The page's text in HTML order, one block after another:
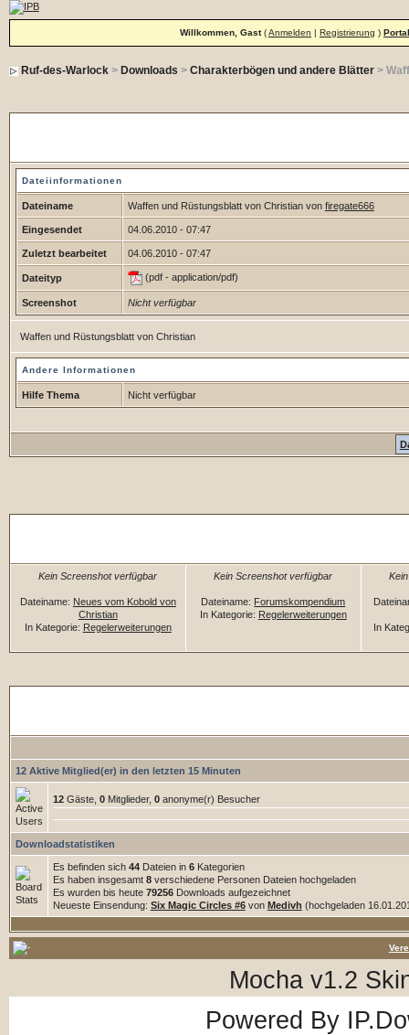
Willkommen, Gast(Anmelden | Registrierung ) Portal
Ruf-des-Warlock> Downloads > Charakterbögen und andere Blätter>
Dateiinformationen
Dateiname Waffen und Rüstungsblatt von Christian von firegate666
Eingesendet 04.06.2010 - 07:47
Zuletzt bearbeitet 04.06.2010 - 07:47
Dateityp (pdf - application/pdf)
Screenshot Nicht verfügbar
Waffen und Rüstungsblatt von Christian
Andere Informationen
Hilfe Thema Nicht verfügbar
Kein Screenshot verfügbar
Dateiname: Neues vom Kobold von
Christian
In Kategorie: Regelerweiterungen
Kein Screenshot verfügbar
Dateiname: Forumskompendium
In Kategorie: Regelerweiterungen
In
12 Aktive Mitglied(er) in den letzten 15 Minuten
12Gäste, 0Mitglieder, 0anonyme(r) Besucher
Downloadstatistiken
Es befinden sich 44Dateien in 6Kategorien
Es haben insgesamt 8verschiedene Personen Dateien hochgeladen
Es wurden bis heute 79256Downloads aufgezeichnet
Neueste Einsendung: Six Magic Circles #6von Medivh (hochgeladen
Mocha v1.2
Powered By